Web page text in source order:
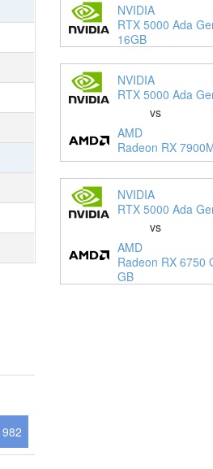
982
NVIDIA
RTX 5000 Ada
16GB
NVIDIA
RTX 5000 Ada
vs
AMD
Radeon RX
NVIDIA
RTX 5000 Ada
vs
AMD
Radeon RX 6750
GB